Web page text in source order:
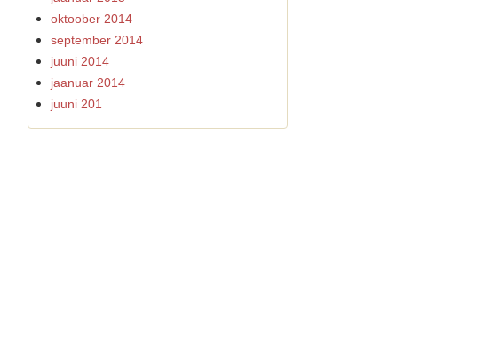
oktoober 2014
september 2014
juuni 2014
jaanuar 2014
juuni 201